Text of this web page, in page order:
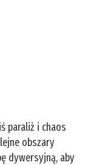
paraliż i chaos
obszary
dywersyjną, aby